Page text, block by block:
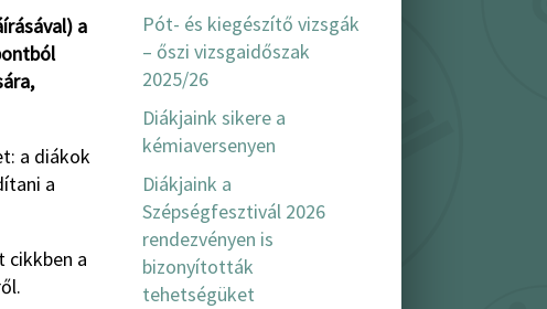
a
a diákok
a
cikkben a
Pót- és kiegészítő vizsgák
– őszi vizsgaidőszak
2025/26
Diákjaink sikere a
kémiaversenyen
Diákjaink a
Szépségfesztivál 2026
rendezvényen is
bizonyították
tehetségüket